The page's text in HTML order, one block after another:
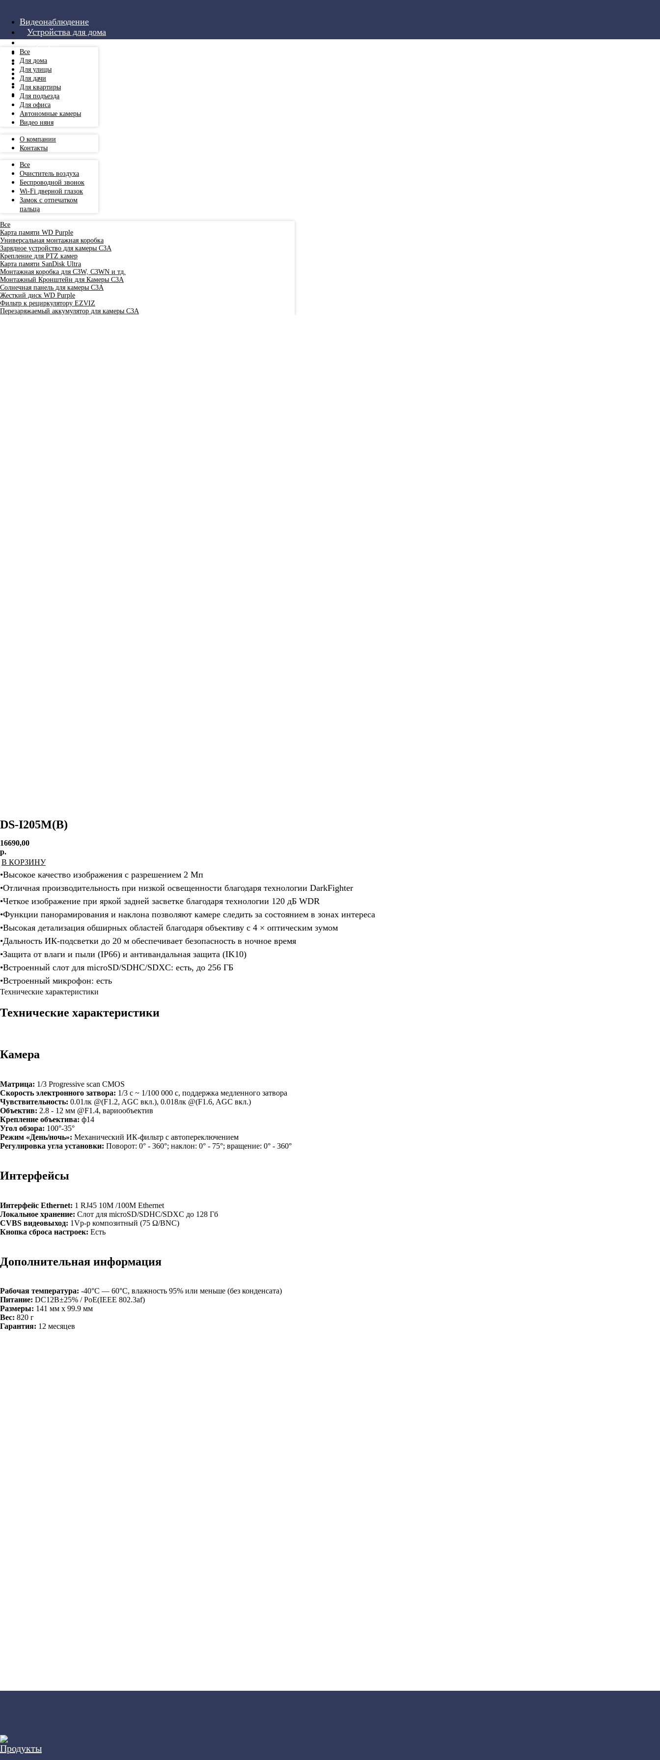
Видеонаблюдение
Устройства для дома
Роутеры
Аксессуары
Монтаж
Услуги
О компании
+7 999 501 00 84
Все
Для дома
Для улицы
Для дачи
Для квартиры
Для подъезда
Для офиса
Автономные камеры
Видео няня
О компании
Контакты
Все
Очиститель воздуха
Беспроводной звонок
Wi-Fi дверной глазок
Замок с отпечатком
пальца
Все
Карта памяти WD Purple
Универсальная монтажная коробка
Зарядное устройство для камеры C3A
Крепление для PTZ камер
Карта памяти SanDisk Ultra
Монтажная коробка для С3W, C3WN и тд.
Монтажный Кронштейн для Камеры C3A
Солнечная панель для камеры C3A
Жесткий диск WD Purple
Фильтр к рециркулятору EZVIZ
Перезаряжаемый аккумулятор для камеры C3A
DS-I205M(B)
16690,00
р.
В КОРЗИНУ
•Высокое качество изображения с разрешением 2 Мп
•Отличная производительность при низкой освещенности благодаря технологии DarkFighter
•Четкое изображение при яркой задней засветке благодаря технологии 120 дБ WDR
•Функции панорамирования и наклона позволяют камере следить за состоянием в зонах интереса
•Высокая детализация обширных областей благодаря объективу с 4 × оптическим зумом
•Дальность ИК-подсветки до 20 м обеспечивает безопасность в ночное время
•Защита от влаги и пыли (IP66) и антивандальная защита (IK10)
•Встроенный слот для microSD/SDHC/SDXC: есть, до 256 ГБ
•Встроенный микрофон: есть
Технические характеристики
Технические характеристики
Камера
Матрица: 1/3 Progressive scan CMOS
Скорость электронного затвора: 1/3 с ~ 1/100 000 с, поддержка медленного затвора
Чувствительность: 0.01лк @(F1.2, AGC вкл.), 0.018лк @(F1.6, AGC вкл.)
Объектив: 2.8 - 12 мм @F1.4, вариообъектив
Крепление объектива: ф14
Угол обзора: 100°-35°
Режим «День/ночь»: Механический ИК-фильтр с автопереключением
Регулировка угла установки: Поворот: 0° - 360°; наклон: 0° - 75°; вращение: 0° - 360°
Интерфейсы
Интерфейс Ethernet: 1 RJ45 10M /100M Ethernet
Локальное хранение: Слот для microSD/SDHC/SDXC до 128 Гб
CVBS видеовыход: 1Vp-p композитный (75 Ω/BNC)
Кнопка сброса настроек: Есть
Дополнительная информация
Рабочая температура: -40°С — 60°С, влажность 95% или меньше (без конденсата)
Питание: DC12В±25% / PoE(IEEE 802.3af)
Размеры: 141 мм х 99.9 мм
Вес: 820 г
Гарантия: 12 месяцев